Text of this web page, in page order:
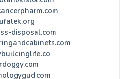
ufalek.org
disposal.com